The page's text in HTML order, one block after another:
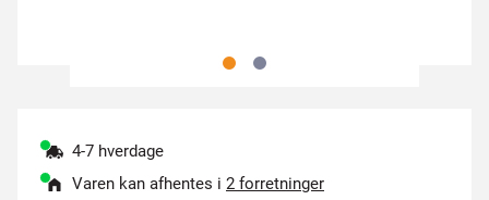
4-7 hverdage
Varen kan afhentes i 2 forretninger